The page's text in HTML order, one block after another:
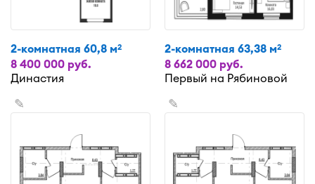
2-комнатная 60,8 м2
8 400 000 руб.
Династия
2-комнатная 63,38 м2
8 662 000 руб.
Первый на Рябиновой
✎ ✎